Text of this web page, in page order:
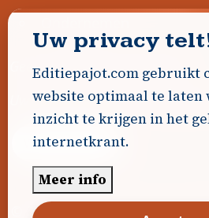
Geen advertenties gevonden.
Uw advertentie hier?
Word Partner!
© 2026 Editiepajot.com
Uw privacy
Editiepajot.com gebruikt
website optimaal te laten
inzicht te krijgen in het
internetkrant.
Meer info